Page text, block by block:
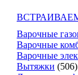
Варочные
Варочные
Варочные
Вытяжки (506)